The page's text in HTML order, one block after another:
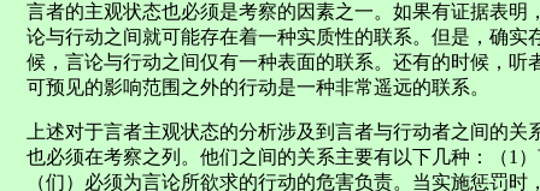
言者的主观状态也必须是考察的因素之一。如果有证据表
论与行动之间就可能存在着一种实质性的联系。但是，确实
候，言论与行动之间仅有一种表面的联系。还有的时候，
可预见的影响范围之外的行动是一种非常遥远的联系。
上述对于言者主观状态的分析涉及到言者与行动者之间的
也必须在考察之列。他们之间的关系主要有以下几种：（1
（们）必须为言论所欲求的行动的危害负责。当实施惩罚